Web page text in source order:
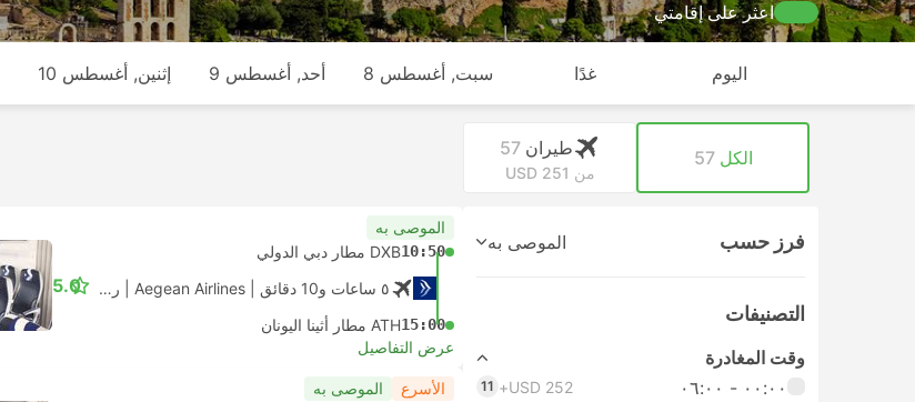
اعثر على إقامتي
اليوم غدًا سبت, أغسطس 8 أحد, أغسطس 9 إثنين, أغسطس 10
الكل 57 طيران 57
من USD 251
فرز حسب الموصى به
التصنيفات
وقت المغادرة
٠٠:٠٠ ‏- ٠٦:٠٠
USD 252+
11
الموصى به
10:50DXB مطار دبي الدولي
٥ ساعات و‫10 دقائق
رحلة جوية #A33413
15:00ATH مطار أثينا اليونان
5.0
عرض التفاصيل
الأسرع الموصى به